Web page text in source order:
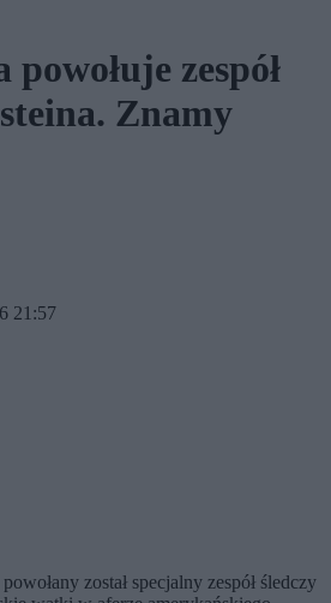
zespół
Znamy
21:57
został specjalny zespół śledczy